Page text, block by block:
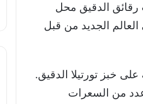
الدقيق محل
الجديد من قبل
على خبز تورتيلا الدقيق.
من السعرات